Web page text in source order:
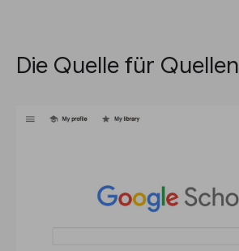
Die Quelle für Quellen